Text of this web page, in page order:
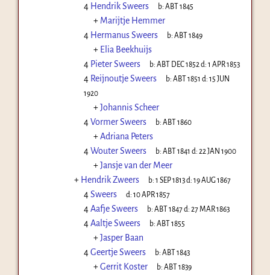
4 Hendrik Sweers b:ABT 1845
+ Marijtje Hemmer
4 Hermanus Sweers b:ABT 1849
+ Elia Beekhuijs
4 Pieter Sweers b:ABT DEC 1852 d:1 APR 1853
4 Reijnoutje Sweers b:ABT 1851 d:15 JUN
1920
+Johannis Scheer
4Vormer Sweers b:ABT 1860
+Adriana Peters
4Wouter Sweers b:ABT 1841 d:22 JAN 1900
+Jansje van der Meer
+ Hendrik Zweers b:1 SEP 1813d:19 AUG 1867
4Sweers d:10 APR 1857
4Aafje Sweers b:ABT 1847d:27 MAR 1863
4Aaltje Sweers b:ABT 1855
+Jasper Baan
4Geertje Sweers b:ABT 1843
+Gerrit Koster b:ABT 1839